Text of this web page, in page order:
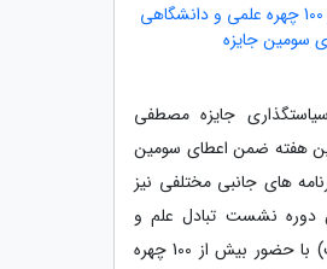
حضور بیش از 100 چهره علمی و دانشگاهی
سومین جایزه
جایزه مصطفی
هفته ضمن اعطای سومین
های جانبی مختلفی نیز
دوره نشست تبادل علم و
فناوری (استپ) با حضور بیش از 100 چهره